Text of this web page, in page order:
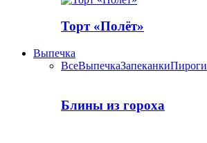
Торт «Полёт»
Выпечка
ВсеВыпечкаЗапеканкиПироги
Блины из гороха